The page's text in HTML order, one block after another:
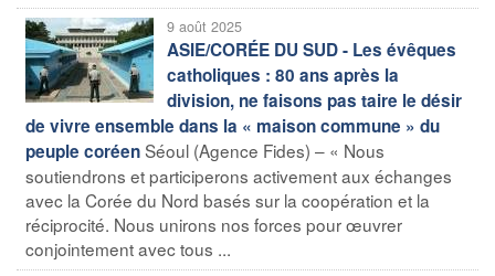
9 août 2025
ASIE/CORÉE DU SUD - Les évêques
catholiques : 80 ans après la
division, ne faisons pas taire le désir
de vivre ensemble dans la « maison commune » du
peuple coréenSéoul (Agence Fides) – « Nous
soutiendrons et participerons activement aux échanges
avec la Corée du Nord basés sur la coopération et la
réciprocité. Nous unirons nos forces pour œuvrer
conjointement avec tous ...